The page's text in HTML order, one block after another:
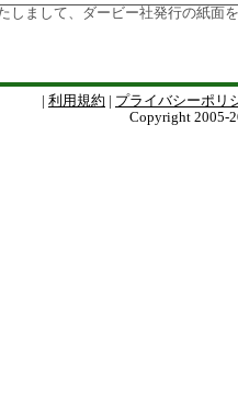
しまして、ダービー社発行の紙面
利用規約
プライバシーポリ
Copyright 2005-